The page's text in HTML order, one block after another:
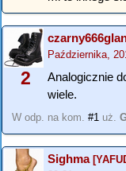
2
Października,
Analogicznie
wiele.
W odp. na kom. #1 uż.
Sighma